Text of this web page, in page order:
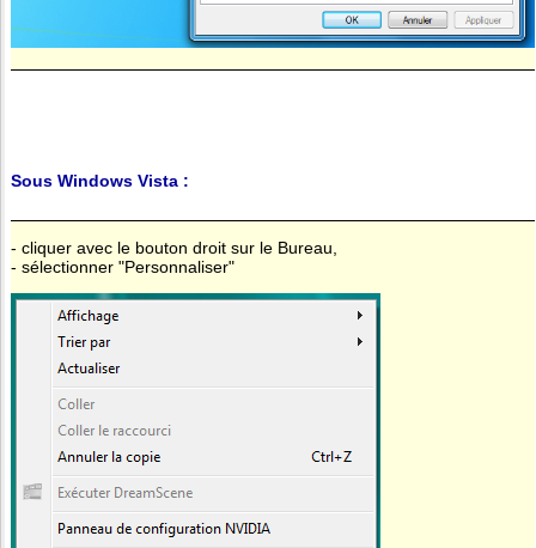
Sous Windows Vista :
- cliquer avec le bouton droit sur le Bureau,
- sélectionner "Personnaliser"